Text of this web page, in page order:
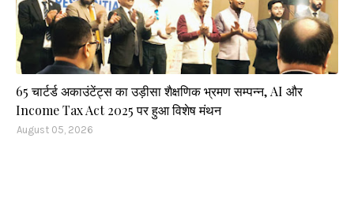
65 चार्टर्ड अकाउंटेंट्स का उड़ीसा शैक्षणिक भ्रमण सम्पन्न, AI और
Income Tax Act 2025 पर हुआ विशेष मंथन
August 05, 2026